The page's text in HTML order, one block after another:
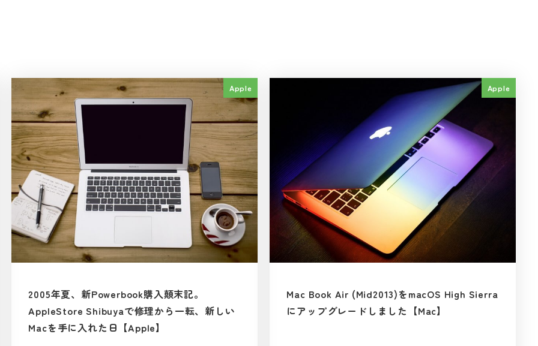
Apple
2005年夏、新Powerbook購入顛末記。
AppleStore Shibuyaで修理から一転、新しい
Macを手に入れた日【Apple】
Apple
Mac Book Air (Mid2013)をmacOS High Sierra
にアップグレードしました【Mac】